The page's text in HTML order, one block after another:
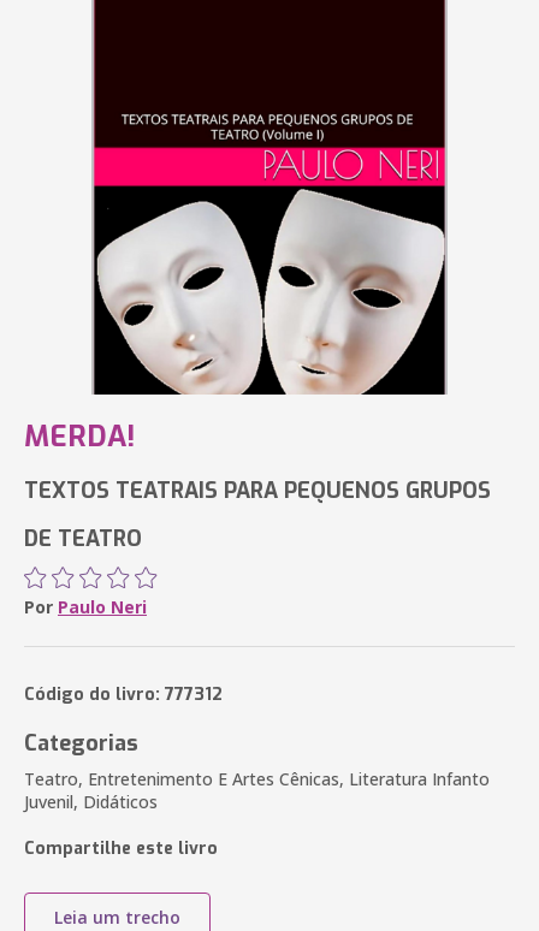
MERDA!
TEXTOS TEATRAIS PARA PEQUENOS GRUPOS
DE TEATRO
Por Paulo Neri
Código do livro: 777312
Categorias
Teatro, Entretenimento E Artes Cênicas, Literatura Infanto
Juvenil, Didáticos
Compartilhe este livro
Leia um trecho